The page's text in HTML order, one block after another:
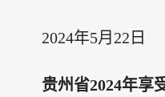
2024年5月22日
贵州省2024年享